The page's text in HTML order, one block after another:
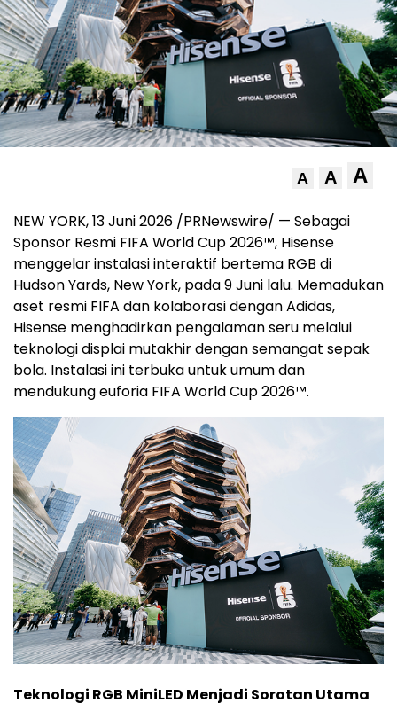
A A A
NEW YORK, 13 Juni 2026 /PRNewswire/ — Sebagai
Sponsor Resmi FIFA World Cup 2026™, Hisense
menggelar instalasi interaktif bertema RGB di
Hudson Yards, New York, pada 9 Juni lalu. Memadukan
aset resmi FIFA dan kolaborasi dengan Adidas,
Hisense menghadirkan pengalaman seru melalui
teknologi displai mutakhir dengan semangat sepak
bola. Instalasi ini terbuka untuk umum dan
mendukung euforia FIFA World Cup 2026™.
Teknologi RGB MiniLED Menjadi Sorotan Utama